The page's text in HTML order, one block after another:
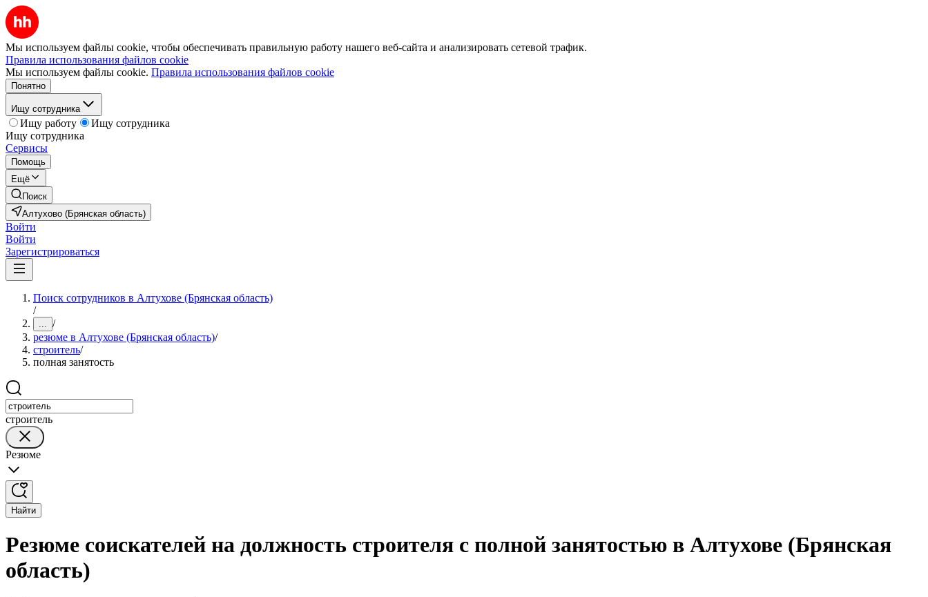
Мы используем файлы cookie, чтобы обеспечивать правильную работу нашего веб-сайта и анализировать сетевой трафик.
Правила использования файлов cookie
Мы используем файлы cookie. Правила использования файлов cookie
Понятно
Ищу сотрудника
Ищу работу
Ищу сотрудника
Ищу сотрудника
Сервисы
Помощь
Ещё
Поиск
Алтухово (Брянская область)
Войти
Войти
Зарегистрироваться
Поиск сотрудников в Алтухове (Брянская область)
/
... /
резюме в Алтухове (Брянская область)/
строитель/
полная занятость
строитель
Резюме
Найти
Резюме соискателей на должность строителя с полной занятостью в Алтухове (Брянская
область)